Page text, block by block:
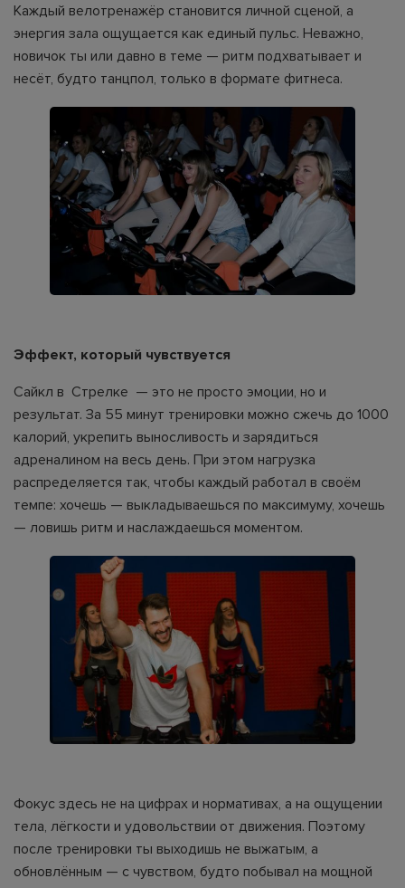
Каждый велотренажёр становится личной сценой, а
энергия зала ощущается как единый пульс. Неважно,
новичок ты или давно в теме — ритм подхватывает и
несёт, будто танцпол, только в формате фитнеса.
Эффект, который чувствуется
Сайкл в Стрелке — это не просто эмоции, но и
результат. За 55 минут тренировки можно сжечь до 1000
калорий, укрепить выносливость и зарядиться
адреналином на весь день. При этом нагрузка
распределяется так, чтобы каждый работал в своём
темпе: хочешь — выкладываешься по максимуму, хочешь
— ловишь ритм и наслаждаешься моментом.
Фокус здесь не на цифрах и нормативах, а на ощущении
тела, лёгкости и удовольствии от движения. Поэтому
после тренировки ты выходишь не выжатым, а
обновлённым — с чувством, будто побывал на мощной